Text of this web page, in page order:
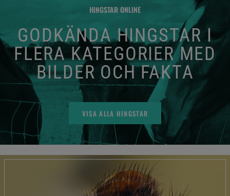
HINGSTAR ONLINE
GODKÄNDA HINGSTAR I
FLERA KATEGORIER MED
BILDER OCH FAKTA
VISA ALLA HINGSTAR